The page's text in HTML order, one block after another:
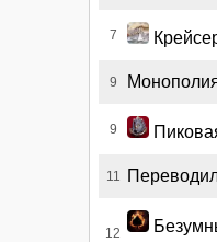
7
9
9
11
12